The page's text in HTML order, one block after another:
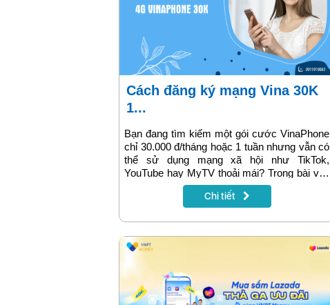
Cách đăng ký mạng Vina 30K
1...
Bạn đang tìm kiếm một gói cước VinaPhone
chỉ 30.000 đ/tháng hoặc 1 tuần nhưng vẫn có
thể sử dụng mạng xã hội như TikTok,
YouTube hay MyTV thoải mái? Trong bài viết
này, chúng mình sẽ tổng hợp chi tiết cách
đăng ký gói 30K VinaPhone mới nhất, thông
Chi tiết